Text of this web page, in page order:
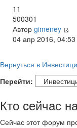
11
500301
Автор gimeney
04 апр 2016, 04:53
Вернуться в
Перейти:
Кто сейчас
Сейчас этот форум